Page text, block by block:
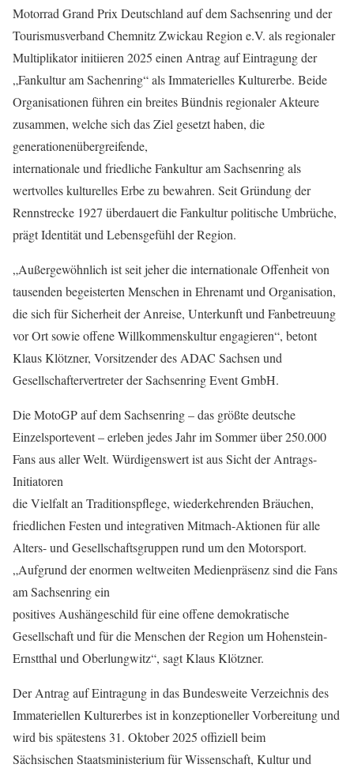
Motorrad Grand Prix Deutschland auf dem Sachsenring und der
Tourismusverband Chemnitz Zwickau Region e.V. als regionaler
Multiplikator initiieren 2025 einen Antrag auf Eintragung der
„Fankultur am Sachenring“ als Immaterielles Kulturerbe. Beide
Organisationen führen ein breites Bündnis regionaler Akteure
zusammen, welche sich das Ziel gesetzt haben, die
generationenübergreifende,
internationale und friedliche Fankultur am Sachsenring als
wertvolles kulturelles Erbe zu bewahren. Seit Gründung der
Rennstrecke 1927 überdauert die Fankultur politische Umbrüche,
prägt Identität und Lebensgefühl der Region.
„Außergewöhnlich ist seit jeher die internationale Offenheit von
tausenden begeisterten Menschen in Ehrenamt und Organisation,
die sich für Sicherheit der Anreise, Unterkunft und Fanbetreuung
vor Ort sowie offene Willkommenskultur engagieren“, betont
Klaus Klötzner, Vorsitzender des ADAC Sachsen und
Gesellschaftervertreter der Sachsenring Event GmbH.
Die MotoGP auf dem Sachsenring – das größte deutsche
Einzelsportevent – erleben jedes Jahr im Sommer über 250.000
Fans aus aller Welt. Würdigenswert ist aus Sicht der Antrags-
Initiatoren
die Vielfalt an Traditionspflege, wiederkehrenden Bräuchen,
friedlichen Festen und integrativen Mitmach-Aktionen für alle
Alters- und Gesellschaftsgruppen rund um den Motorsport.
„Aufgrund der enormen weltweiten Medienpräsenz sind die Fans
am Sachsenring ein
positives Aushängeschild für eine offene demokratische
Gesellschaft und für die Menschen der Region um Hohenstein-
Ernstthal und Oberlungwitz“, sagt Klaus Klötzner.
Der Antrag auf Eintragung in das Bundesweite Verzeichnis des
Immateriellen Kulturerbes ist in konzeptioneller Vorbereitung und
wird bis spätestens 31. Oktober 2025 offiziell beim
Sächsischen Staatsministerium für Wissenschaft, Kultur und